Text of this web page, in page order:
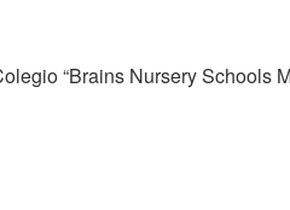
“Brains Nursery Schools